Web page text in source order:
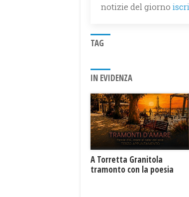
notizie del giorno
TAG
IN EVIDENZA
​A Torretta Granitola
tramonto con la poesia